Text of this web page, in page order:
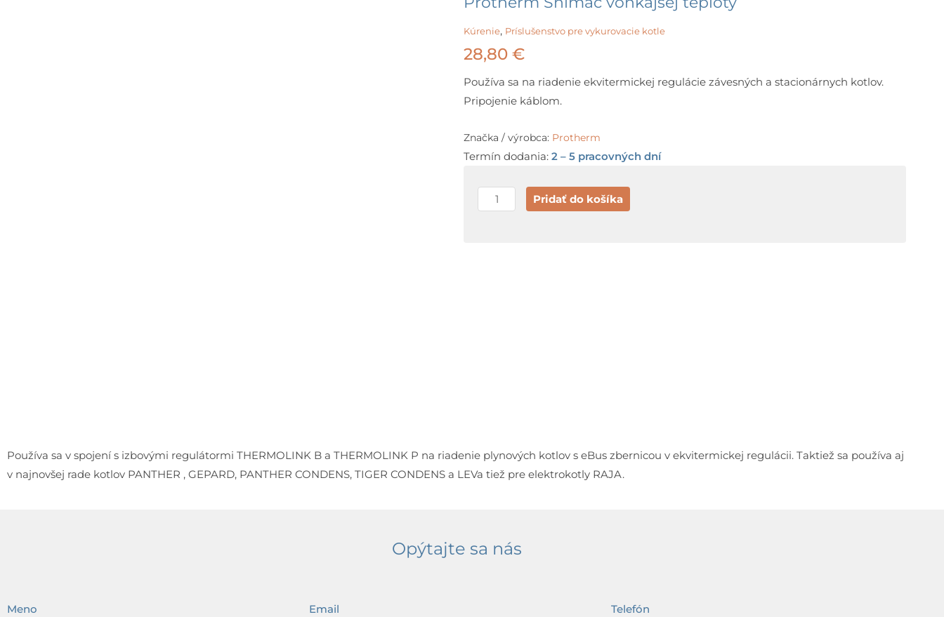
Kúrenie, Príslušenstvo pre vykurovacie kotle
28,80 €
Používa sa na riadenie ekvitermickej regulácie závesných a stacionárnych kotlov.
Pripojenie káblom.
Značka / výrobca: Protherm
Termín dodania: 2 – 5 pracovných dní
množstvo
Protherm
Pridať do košíka
Používa sa v spojení s izbovými regulátormi THERMOLINK B a THERMOLINK P na riadenie plynových kotlov s eBus zbernicou v ekvitermickej regulácii. Taktiež sa používa aj
v najnovšej rade kotlov PANTHER , GEPARD, PANTHER CONDENS, TIGER CONDENS a LEVa tiež pre elektrokotly RAJA.
Opýtajte sa nás
Meno Email Telefón